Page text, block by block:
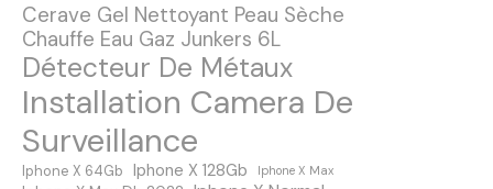
d
e
s
m
Cerave Gel Nettoyant Peau Sèche
Chauffe Eau Gaz Junkers 6L
Détecteur De Métaux
Installation Camera De
Surveillance
Iphone X 64Gb Iphone X 128Gb Iphone X Max